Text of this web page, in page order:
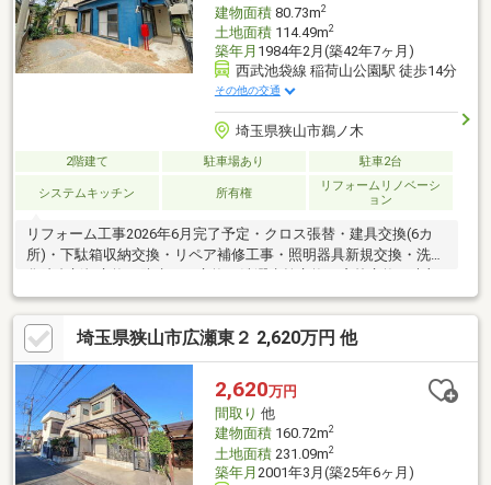
建物面積80.73m2
土地面積114.49m2
築年月 1984年2月(築42年7ヶ月)
西武池袋線 稲荷山公園駅 徒歩14分
その他の交通
埼玉県狭山市鵜ノ木
2階建て 駐車場あり 駐車2台
システムキッチン 所有権
リフォームリノベーシ
ョン
リフォーム工事2026年6月完了予定・クロス張替・建具交換(6カ
所)・下駄箱収納交換・リペア補修工事・照明器具新規交換・洗面
塗装工事・ハウスクリーニング実施2019年実施 リフォーム工事履
歴クロス張替、フローリング工事、室内塗装工事建具交換(一部既
存)、システムキッチン交換ユニットバス交換、トイレ交換、給湯
器交換外壁屋根塗装工事、スイッチコンセント交換、TVモニター
ホン交換、シロアリ防除工事、外構工事
埼玉県狭山市広瀬東２ 2,620万円 他
2,620万円
間取り 他
建物面積160.72m2
土地面積231.09m2
築年月 2001年3月(築25年6ヶ月)